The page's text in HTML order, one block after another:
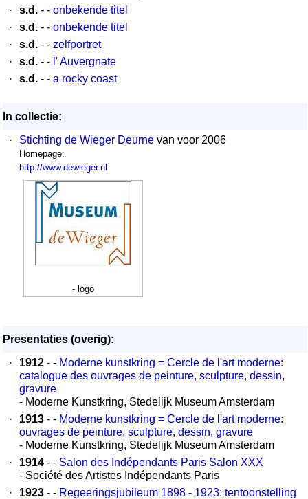
·
s.d. - - onbekende titel
·
s.d. - - onbekende titel
·
s.d. - - zelfportret
·
s.d. - - l' Auvergnate
·
s.d. - - a rocky coast
In collectie:
·
Stichting de Wieger Deurne van voor 2006
Homepage:
http://www.dewieger.nl
- logo
Presentaties (overig):
·
1912 - - Moderne kunstkring = Cercle de l'art moderne:
catalogue des ouvrages de peinture, sculpture, dessin,
gravure
- Moderne Kunstkring, Stedelijk Museum Amsterdam
·
1913 - - Moderne kunstkring = Cercle de l'art moderne:
ouvrages de peinture, sculpture, dessin, gravure
- Moderne Kunstkring, Stedelijk Museum Amsterdam
·
1914 - - Salon des Indépendants Paris Salon XXX
- Société des Artistes Indépendants Paris
·
1923 - - Regeeringsjubileum 1898 - 1923: tentoonstelling